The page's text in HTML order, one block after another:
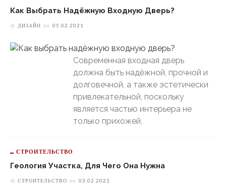
Как Выбрать Надёжную Входную Дверь?
ДИЗАЙН on 05.02.2021
Современная входная дверь
должна быть надёжной, прочной и
долговечной, а также эстетически
привлекательной, поскольку
является частью интерьера не
только прихожей,
СТРОИТЕЛЬСТВО
Геология Участка, Для Чего Она Нужна
СТРОИТЕЛЬСТВО on 03.02.2021